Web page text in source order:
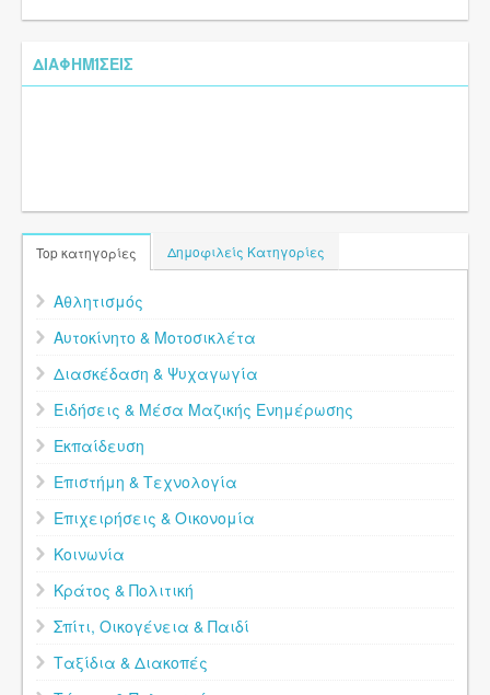
ΔΙΑΦΗΜΊΣΕΙΣ
Top κατηγορίες Δημοφιλείς Κατηγορίες
Αθλητισμός
Αυτοκίνητο & Μοτοσικλέτα
Διασκέδαση & Ψυχαγωγία
Ειδήσεις & Μέσα Μαζικής Ενημέρωσης
Εκπαίδευση
Επιστήμη & Τεχνολογία
Επιχειρήσεις & Οικονομία
Κοινωνία
Κράτος & Πολιτική
Σπίτι, Οικογένεια & Παιδί
Ταξίδια & Διακοπές